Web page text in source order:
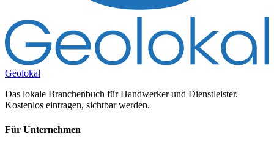
Geolokal
Das lokale Branchenbuch für Handwerker und Dienstleister.
Kostenlos eintragen, sichtbar werden.
Für Unternehmen